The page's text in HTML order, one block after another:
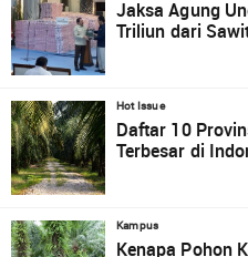
Jaksa Agung
Triliun dari
Hot Issue
Daftar 10
Terbesar di
Kampus
Kenapa Pohon